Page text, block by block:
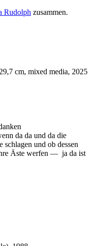
Rudolph zusammen.
cm, mixed media, 2025
da da und da die
schlagen und ob dessen
Äste werfen — ja da ist